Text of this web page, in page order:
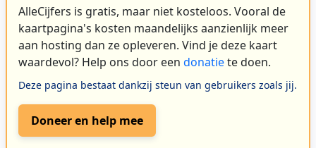
AlleCijfers is gratis, maar niet kosteloos. Vooral de
kaartpagina's kosten maandelijks aanzienlijk meer
aan hosting dan ze opleveren. Vind je deze kaart
waardevol? Help ons door een donatiete doen.
Deze pagina bestaat dankzij steun van gebruikers zoals jij.
Doneer en help mee